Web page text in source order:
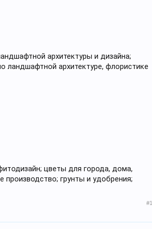
архитектуры и дизайна;
ландшафтной архитектуре, флористике
цветы для города, дома,
грунты и удобрения;
#1